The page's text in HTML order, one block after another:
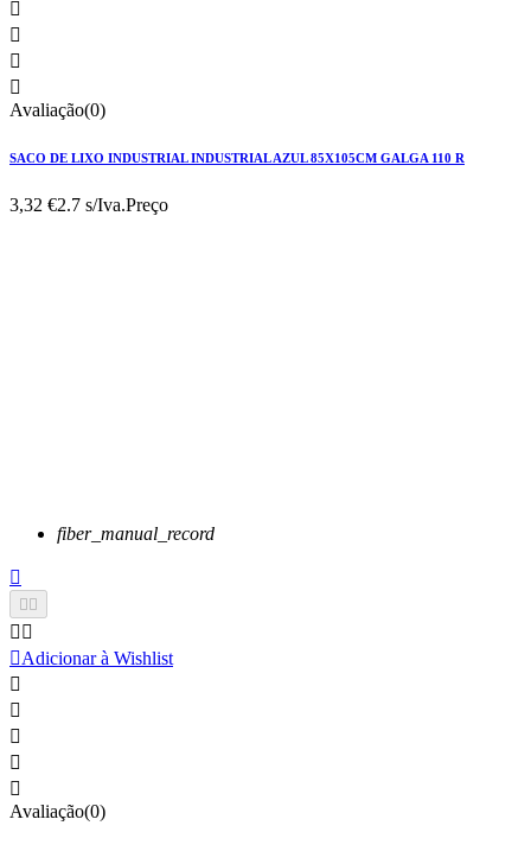




Avaliação(0)
SACO DE LIXO INDUSTRIAL INDUSTRIAL AZUL 85X105CM GALGA 110 R
3,32 €2.7 s/Iva.Preço
fiber_manual_record

 
 
Adicionar à Wishlist





Avaliação(0)